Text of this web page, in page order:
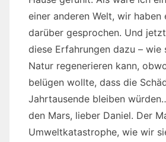
einer anderen Welt, wir haben
darüber gesprochen. Und
diese Erfahrungen dazu – wie
Natur regenerieren kann,
belügen wollte, dass die
Jahrtausende bleiben
den Mars, lieber Daniel. Der
Umweltkatastrophe, wie wir